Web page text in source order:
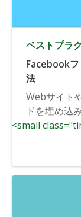
ベストプラ
Facebook
法
Webサイト
ドを埋め込
<small